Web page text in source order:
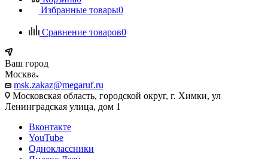
Избранные товары0
Сравнение товаров0
Ваш город
Москва
msk.zakaz@megaruf.ru
Московская область, городской округ, г. Химки, ул
Ленинградская улица, дом 1
Вконтакте
YouTube
Одноклассники